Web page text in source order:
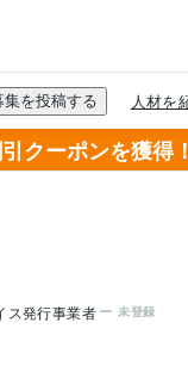
クーポンを獲得！
ス発行事業者 未登録